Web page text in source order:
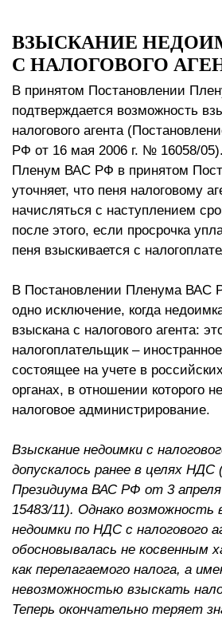
ВЗЫСКАНИЕ
С НАЛОГОВОГО
В принятом Постановлении
подтверждается возможность
налогового агента
РФ от 16 мая 2006 г. № 16058/05).
Пленум ВАС РФ в принятом
уточняет, что пеня налоговому
начисляться с наступлением
после этого, если просрочка
пеня взыскивается с
В Постановлении Пленума ВАС
одно исключение, когда
взыскана с налогового агента:
налогоплательщик –
состоящее на учете в
органах, в отношении которого
налоговое администрирование.
Взыскание недоимки с
допускалось ранее в целях НДС
Президиума ВАС РФ от 3
15483/11). Однако возможность
недоимки по НДС с налогового
обосновывалась не косвенным
как перелагаемого налога, а
невозможностью взыскать
Теперь окончательно теряет